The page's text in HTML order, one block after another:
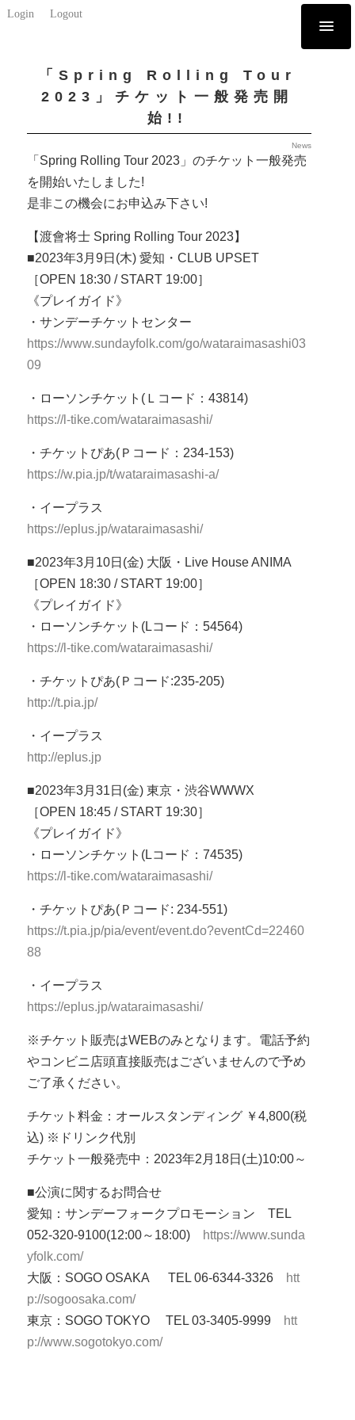
Login Logout
「Spring Rolling Tour
2023」チケット一般発売開
始!!
News
「Spring Rolling Tour 2023」のチケット一般発売
を開始いたしました!
是非この機会にお申込み下さい!
【渡會将士 Spring Rolling Tour 2023】
■2023年3月9日(木) 愛知・CLUB UPSET
［OPEN 18:30 / START 19:00］
《プレイガイド》
・サンデーチケットセンター
https://www.sundayfolk.com/go/wataraimasashi03
09
・ローソンチケット(Ｌコード：43814)
https://l-tike.com/wataraimasashi/
・チケットぴあ(Ｐコード：234-153)
https://w.pia.jp/t/wataraimasashi-a/
・イープラス
https://eplus.jp/wataraimasashi/
■2023年3月10日(金) 大阪・Live House ANIMA
［OPEN 18:30 / START 19:00］
《プレイガイド》
・ローソンチケット(Lコード：54564)
https://l-tike.com/wataraimasashi/
・チケットぴあ(Ｐコード:235-205)
http://t.pia.jp/
・イープラス
http://eplus.jp
■2023年3月31日(金) 東京・渋谷WWWX
［OPEN 18:45 / START 19:30］
《プレイガイド》
・ローソンチケット(Lコード：74535)
https://l-tike.com/wataraimasashi/
・チケットぴあ(Ｐコード: 234-551)
https://t.pia.jp/pia/event/event.do?eventCd=22460
88
・イープラス
https://eplus.jp/wataraimasashi/
※チケット販売はWEBのみとなります。電話予約
やコンビニ店頭直接販売はございませんので予め
ご了承ください。
チケット料金：オールスタンディング ￥4,800(税
込) ※ドリンク代別
チケット一般発売中：2023年2月18日(土)10:00～
■公演に関するお問合せ
愛知：サンデーフォークプロモーション TEL
052-320-9100(12:00～18:00) https://www.sunda
yfolk.com/
大阪：SOGO OSAKA TEL 06-6344-3326 htt
p://sogoosaka.com/
東京：SOGO TOKYO TEL 03-3405-9999 htt
p://www.sogotokyo.com/